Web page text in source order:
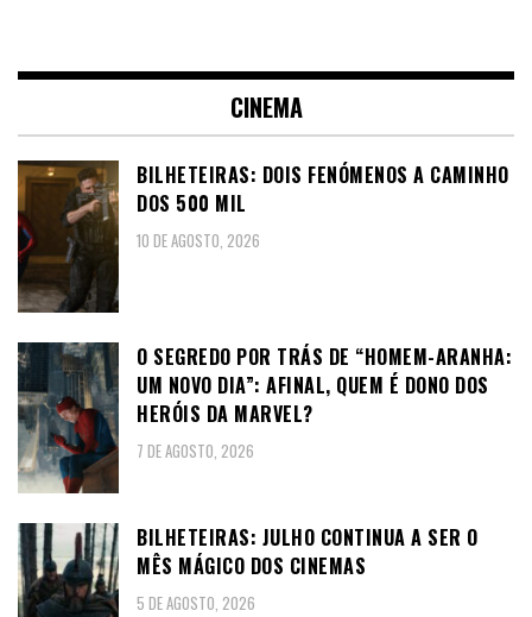
CINEMA
BILHETEIRAS: DOIS FENÓMENOS A CAMINHO
DOS 500 MIL
10 DE AGOSTO, 2026
O SEGREDO POR TRÁS DE “HOMEM-ARANHA:
UM NOVO DIA”: AFINAL, QUEM É DONO DOS
HERÓIS DA MARVEL?
7 DE AGOSTO, 2026
BILHETEIRAS: JULHO CONTINUA A SER O
MÊS MÁGICO DOS CINEMAS
5 DE AGOSTO, 2026